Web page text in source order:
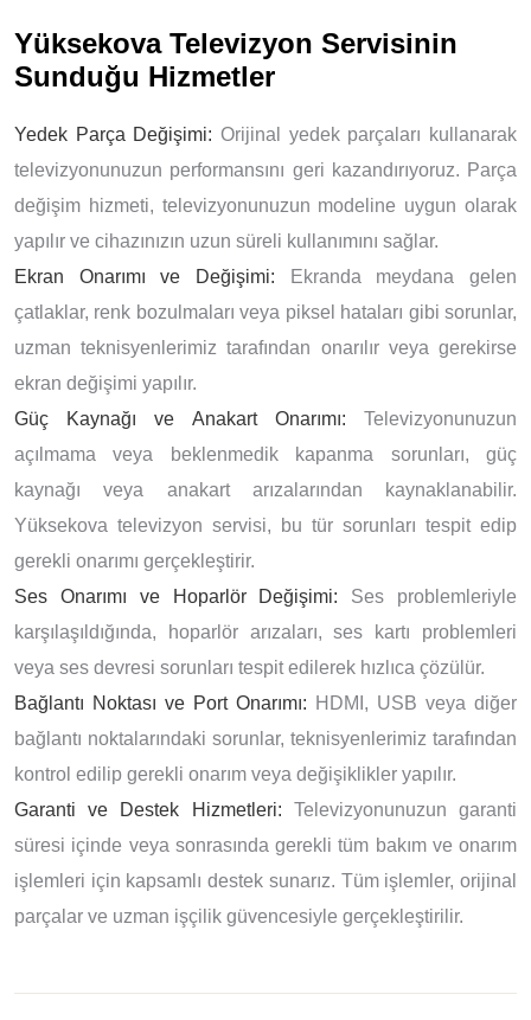
Yüksekova Televizyon Servisinin
Sunduğu Hizmetler
Yedek Parça Değişimi: Orijinal yedek parçaları kullanarak
televizyonunuzun performansını geri kazandırıyoruz. Parça
değişim hizmeti, televizyonunuzun modeline uygun olarak
yapılır ve cihazınızın uzun süreli kullanımını sağlar.
Ekran Onarımı ve Değişimi: Ekranda meydana gelen
çatlaklar, renk bozulmaları veya piksel hataları gibi sorunlar,
uzman teknisyenlerimiz tarafından onarılır veya gerekirse
ekran değişimi yapılır.
Güç Kaynağı ve Anakart Onarımı: Televizyonunuzun
açılmama veya beklenmedik kapanma sorunları, güç
kaynağı veya anakart arızalarından kaynaklanabilir.
Yüksekova televizyon servisi, bu tür sorunları tespit edip
gerekli onarımı gerçekleştirir.
Ses Onarımı ve Hoparlör Değişimi: Ses problemleriyle
karşılaşıldığında, hoparlör arızaları, ses kartı problemleri
veya ses devresi sorunları tespit edilerek hızlıca çözülür.
Bağlantı Noktası ve Port Onarımı: HDMI, USB veya diğer
bağlantı noktalarındaki sorunlar, teknisyenlerimiz tarafından
kontrol edilip gerekli onarım veya değişiklikler yapılır.
Garanti ve Destek Hizmetleri: Televizyonunuzun garanti
süresi içinde veya sonrasında gerekli tüm bakım ve onarım
işlemleri için kapsamlı destek sunarız. Tüm işlemler, orijinal
parçalar ve uzman işçilik güvencesiyle gerçekleştirilir.